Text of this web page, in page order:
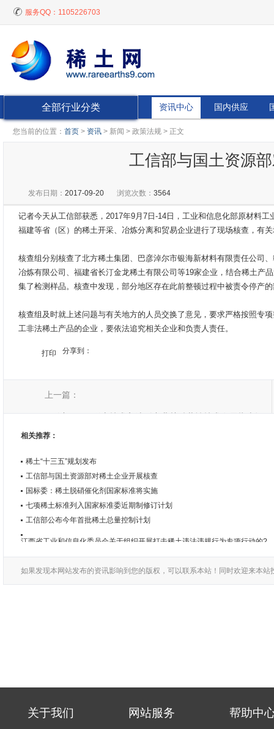
服务QQ： 1105226703
资讯中心 国内供应
全部行业分类
您当前的位置： 首页 > 资讯 > 新闻 > 政策法规 > 正文
工信部与国土资源
发布日期： 2017-09-20 浏览次数： 3564
记者今天从工信部获悉，2017年9月7日-14日，工业和信息化部原材料
福建等省（区）的稀土开采、冶炼分离和贸易企业进行了现场核查，有
核查组分别核查了北方稀土集团、巴彦淖尔市银海新材料有限责任公司
冶炼有限公司、福建省长汀金龙稀土有限公司等19家企业，结合稀土产
集了检测样品。核查中发现，部分地区存在此前整顿过程中被责令停产
核查组及时就上述问题与有关地方的人员交换了意见，要求严格按照专
工非法稀土产品的企业，要依法追究相关企业和负责人责任。
打印 分享到：
上一篇：
工信部：2项稀土技术入选《产业关键共性技术发展指南》
相关推荐：
稀土“十三五”规划发布
工信部与国土资源部对稀土企业开展核查
国标委：稀土脱硝催化剂国家标准将实施
七项稀土标准列入国家标准委近期制修订计划
工信部公布今年首批稀土总量控制计划
江西省工业和信息化委员会关于组织开展打击稀土违法违规行为专项行动的?
如果发现本网站发布的资讯影响到您的版权，可以联系本站！同时欢迎来本站
关于我们 网站服务 帮助中